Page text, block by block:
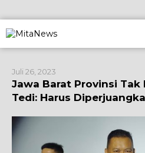
ke
konten
Juli 26, 2023
Jawa Barat Provinsi Tak
Tedi: Harus